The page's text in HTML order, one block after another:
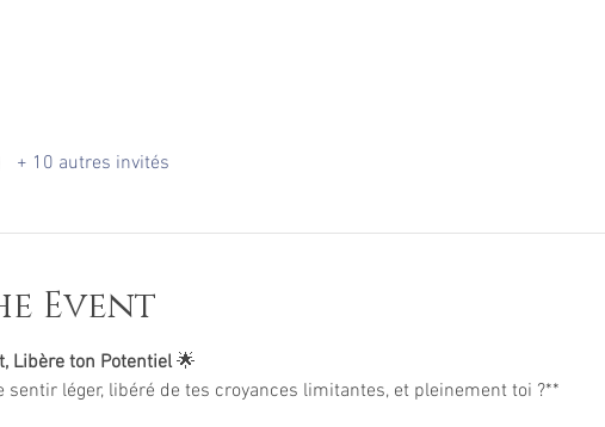
+ 10 autres invités
Event
Libère ton Potentiel 🌟
sentir léger, libéré de tes croyances limitantes, et pleinement toi ?**